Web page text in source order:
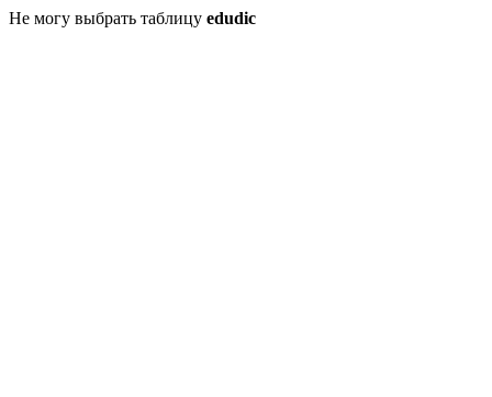
Не могу выбрать таблицу edudic